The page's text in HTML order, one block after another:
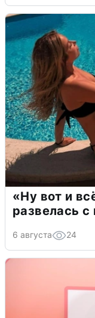
«Ну вот и
развелась
6 августа 24